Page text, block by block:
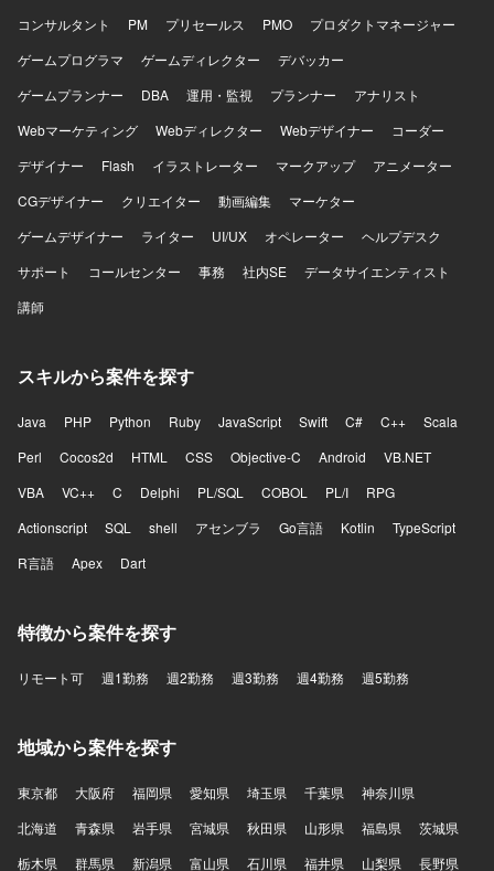
コンサルタント
PM プリセールス PMO
プロダクトマネージャー
ゲームプログラマ
ゲームディレクター
デバッカー
ゲームプランナー
DBA 運用・監視 プランナー
アナリスト
Webマーケティング
Webディレクター Webデザイナー
コーダー
デザイナー
Flash イラストレーター マークアップ
アニメーター
CGデザイナー
クリエイター 動画編集
マーケター
ゲームデザイナー
ライター UI/UX オペレーター
ヘルプデスク
サポート
コールセンター 事務 社内SE
データサイエンティスト
講師
スキルから案件を探す
Java PHP Python Ruby JavaScript Swift C# C++
Scala
Perl
Cocos2d HTML CSS Objective-C Android
VB.NET
VBA
VC++ C Delphi PL/SQL COBOL PL/I
RPG
Actionscript
SQL shell アセンブラ Go言語 Kotlin
TypeScript
R言語
Apex Dart
特徴から案件を探す
リモート可 週1勤務 週2勤務 週3勤務 週4勤務 週5勤務
地域から案件を探す
東京都 大阪府 福岡県 愛知県 埼玉県 千葉県
神奈川県
北海道
青森県 岩手県 宮城県 秋田県 山形県 福島県
茨城県
栃木県
群馬県 新潟県 富山県 石川県 福井県 山梨県 長野県